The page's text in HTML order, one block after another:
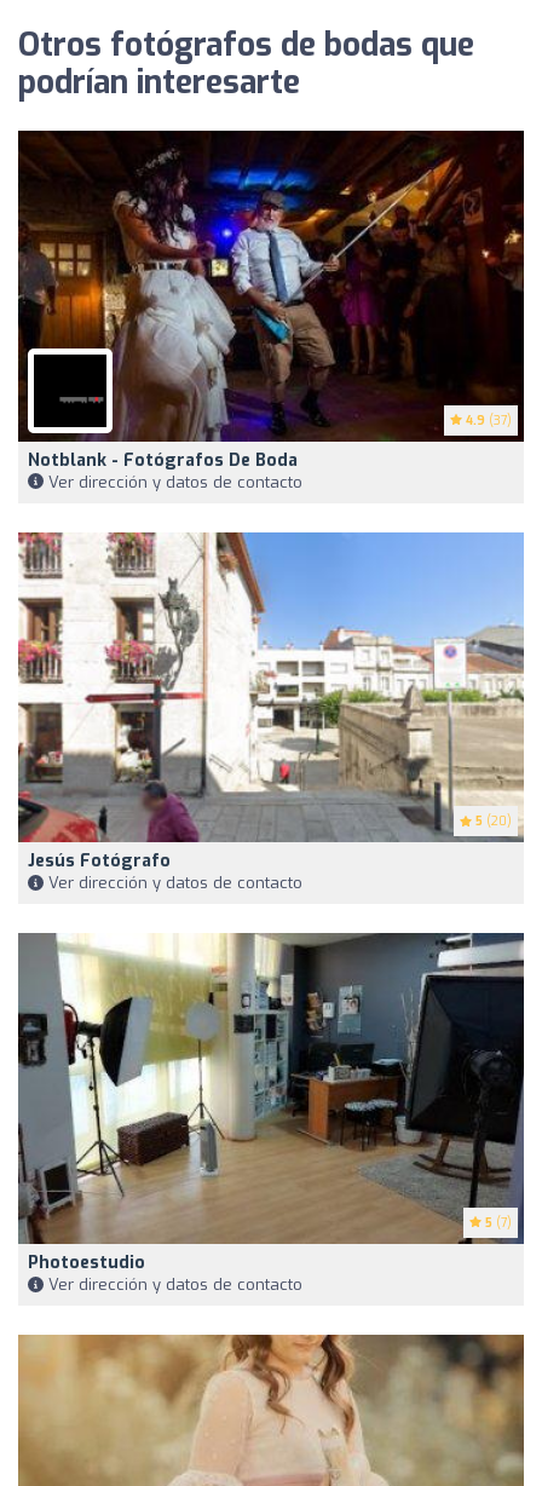
Otros fotógrafos de bodas que
podrían interesarte
4.9 (37)
Notblank - Fotógrafos De Boda
Ver dirección y datos de contacto
5 (20)
Jesús Fotógrafo
Ver dirección y datos de contacto
5 (7)
Photoestudio
Ver dirección y datos de contacto